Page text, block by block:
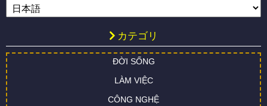
カテゴリ
ĐỜI SỐNG
LÀM VIỆC
CÔNG NGHỆ